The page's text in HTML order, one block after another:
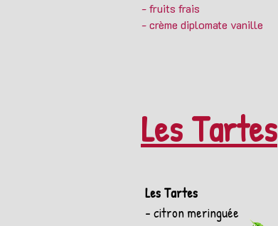
- fruits frais
- crème diplomate vanille
Les Tartes
Les Tartes
- citron meringuée